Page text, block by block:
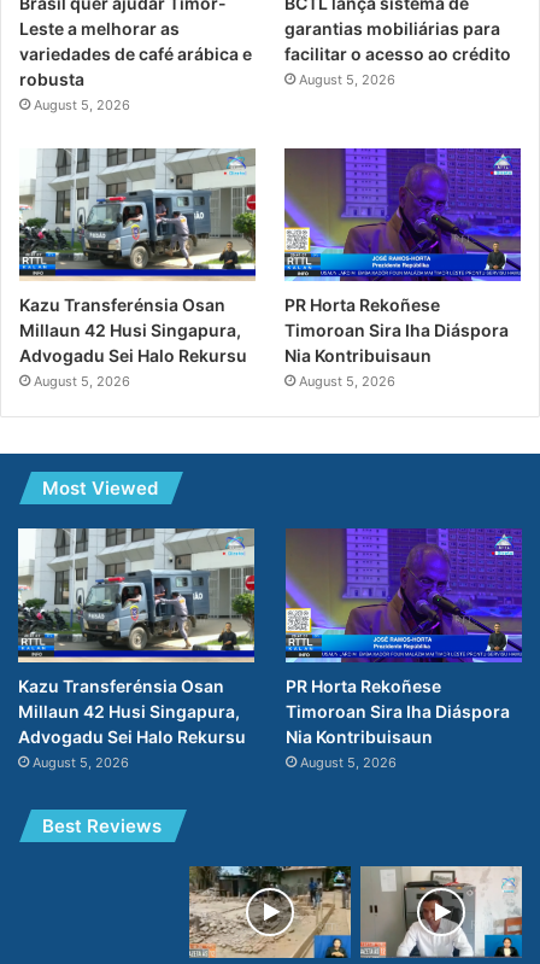
Leste a melhorar as
variedades de café arábica e
robusta
August 5, 2026
garantias mobiliárias para
facilitar o acesso ao crédito
August 5, 2026
Kazu Transferénsia Osan
Millaun 42 Husi Singapura,
Advogadu Sei Halo Rekursu
August 5, 2026
PR Horta Rekoñese
Timoroan Sira Iha Diáspora
Nia Kontribuisaun
August 5, 2026
Most Viewed
Kazu Transferénsia Osan
Millaun 42 Husi Singapura,
Advogadu Sei Halo Rekursu
August 5, 2026
PR Horta Rekoñese
Timoroan Sira Iha Diáspora
Nia Kontribuisaun
August 5, 2026
Best Reviews